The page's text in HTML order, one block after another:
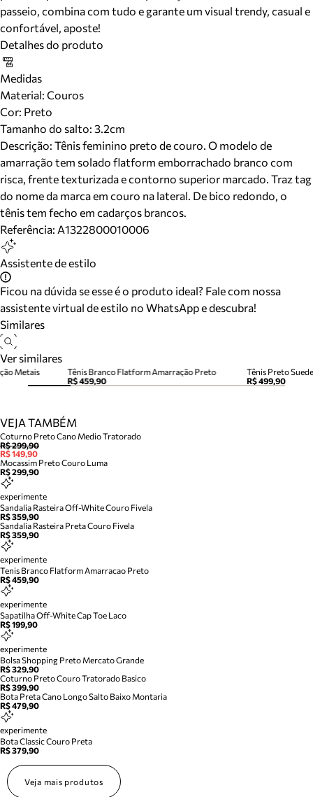
passeio, combina com tudo e garante um visual trendy, casual e
confortável, aposte!
Detalhes do produto
Medidas
Material: Couros
Cor: Preto
Tamanho do salto: 3.2cm
Descrição: Tênis feminino preto de couro. O modelo de
amarração tem solado flatform emborrachado branco com
risca, frente texturizada e contorno superior marcado. Traz tag
do nome da marca em couro na lateral. De bico redondo, o
tênis tem fecho em cadarços brancos.
Referência: A1322800010006
Assistente de estilo
Ficou na dúvida se esse é o produto ideal? Fale com nossa
assistente virtual de estilo no WhatsApp e descubra!
Similares
Ver similares
Tênis Branco Flatform Amarração Preto
R$ 459,90
Tênis Preto
R$ 499,90
Metais
VEJA TAMBÉM
Coturno Preto Cano Medio Tratorado
R$ 299,90
R$ 149,90
Mocassim Preto Couro Luma
R$ 299,90
experimente
Sandalia Rasteira Off-White Couro Fivela
R$ 359,90
Sandalia Rasteira Preta Couro Fivela
R$ 359,90
experimente
Tenis Branco Flatform Amarracao Preto
R$ 459,90
experimente
Sapatilha Off-White Cap Toe Laco
R$ 199,90
experimente
Bolsa Shopping Preto Mercato Grande
R$ 329,90
Coturno Preto Couro Tratorado Basico
R$ 399,90
Bota Preta Cano Longo Salto Baixo Montaria
R$ 479,90
experimente
Bota Classic Couro Preta
R$ 379,90
Veja mais produtos